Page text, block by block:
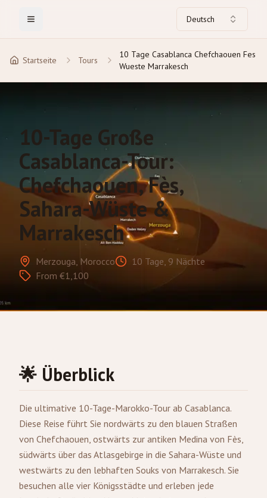
Toggle Menu Deutsch
Startseite Tours
10 Tage Casablanca Chefchaouen Fes
Wueste Marrakesch
10-Tage Große
Casablanca-Tour:
Chefchaouen, Fès,
Sahara-Wüste &
Marrakesch
Merzouga, Morocco
10 Tage, 9 Nächte
From €1,100
🌟 Überblick
Die ultimative 10-Tage-Marokko-Tour ab Casablanca.
Diese Reise führt Sie nordwärts zu den blauen Straßen
von Chefchaouen, ostwärts zur antiken Medina von Fès,
südwärts über das Atlasgebirge in die Sahara-Wüste und
westwärts zu den lebhaften Souks von Marrakesch. Sie
besuchen alle vier Königsstädte und erleben jede